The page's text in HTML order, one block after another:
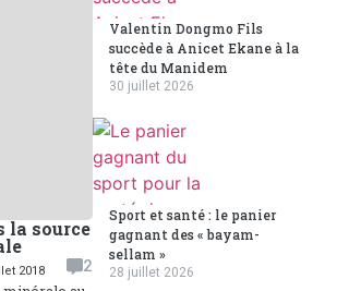
la source
2018
2
Valentin Dongmo Fils
succède à Anicet Ekane à la
tête du Manidem
30 juillet 2026
Sport et santé : le panier
gagnant des « bayam-
sellam »
28 juillet 2026